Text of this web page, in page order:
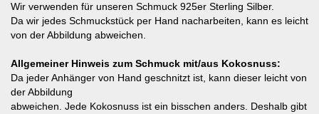
Wir verwenden für unseren Schmuck 925er Sterling Silber.
Da wir jedes Schmuckstück per Hand nacharbeiten, kann es leicht
von der Abbildung abweichen.
Allgemeiner Hinweis zum Schmuck mit/aus Kokosnuss:
Da jeder Anhänger von Hand geschnitzt ist, kann dieser leicht von
der Abbildung
abweichen. Jede Kokosnuss ist ein bisschen anders. Deshalb gibt